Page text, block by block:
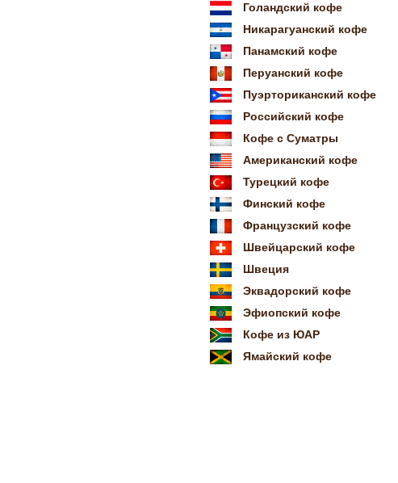
Голандский кофе
Никарагуанский кофе
Панамский кофе
Перуанский кофе
Пуэрториканский кофе
Российский кофе
Кофе с Суматры
Американский кофе
Турецкий кофе
Финский кофе
Французский кофе
Швейцарский кофе
Швеция
Эквадорский кофе
Эфиопский кофе
Кофе из ЮАР
Ямайский кофе